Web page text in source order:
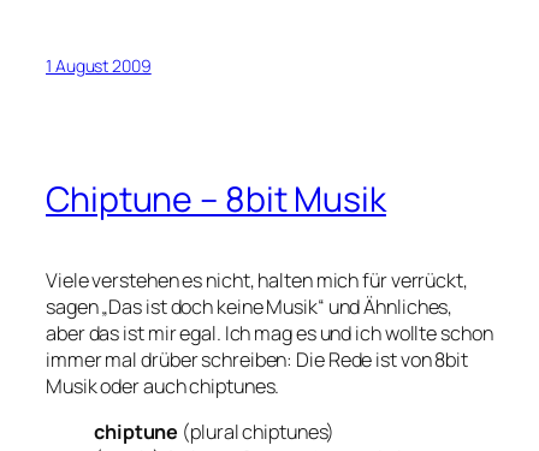
1 August 2009
Chiptune – 8bit Musik
Viele verstehen es nicht, halten mich für verrückt,
sagen „Das ist doch keine Musik“ und Ähnliches,
aber das ist mir egal. Ich mag es und ich wollte schon
immer mal drüber schreiben: Die Rede ist von 8bit
Musik oder auch chiptunes.
chiptune (plural chiptunes)